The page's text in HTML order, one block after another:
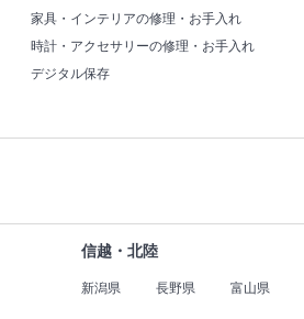
家具・インテリアの修理・お手入れ
時計・アクセサリーの修理・お手入れ
デジタル保存
信越・北陸
新潟県 長野県 富山県